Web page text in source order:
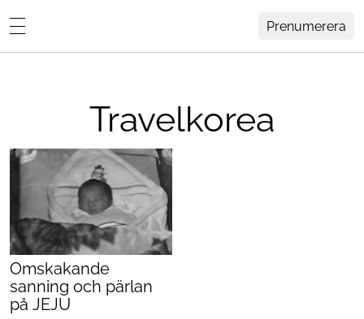
Prenumerera
Design
Trädgård
Influencers
Arkitektur
Konst
Anna Furbackens blogg MENY
HEM
OM ANNA
KATEGORIER
Travelkorea
Omskakande
sanning och pärlan
på JEJU